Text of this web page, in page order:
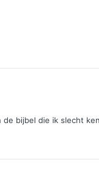
bijbel die ik slecht